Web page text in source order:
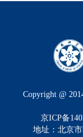
Copyright @
京ICP备
地址：北京